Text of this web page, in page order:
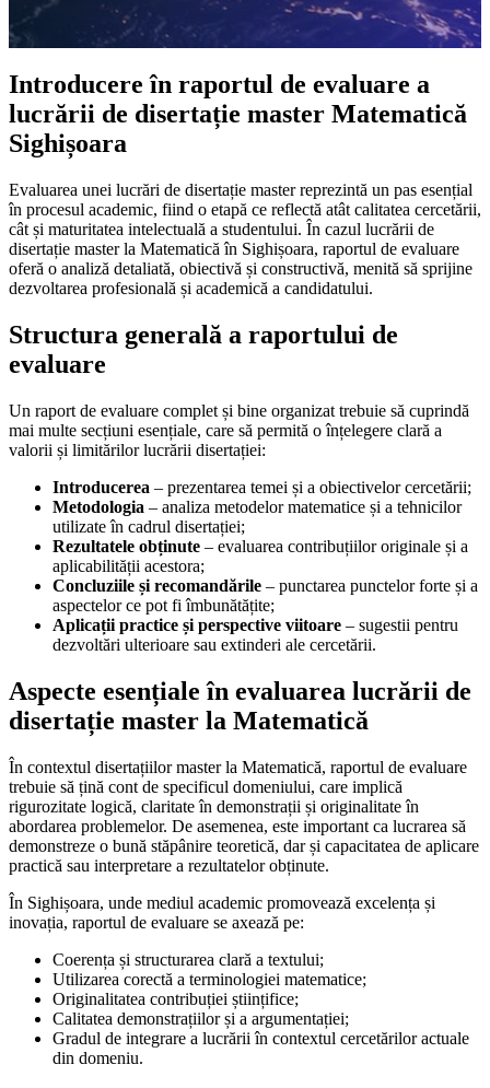
Introducere în raportul de evaluare a
lucrării de disertație master Matematică
Sighișoara
Evaluarea unei lucrări de disertație master reprezintă un pas esențial
în procesul academic, fiind o etapă ce reflectă atât calitatea cercetării,
cât și maturitatea intelectuală a studentului. În cazul lucrării de
disertație master la Matematică în Sighișoara, raportul de evaluare
oferă o analiză detaliată, obiectivă și constructivă, menită să sprijine
dezvoltarea profesională și academică a candidatului.
Structura generală a raportului de
evaluare
Un raport de evaluare complet și bine organizat trebuie să cuprindă
mai multe secțiuni esențiale, care să permită o înțelegere clară a
valorii și limitărilor lucrării disertației:
Introducerea – prezentarea temei și a obiectivelor cercetării;
Metodologia – analiza metodelor matematice și a tehnicilor
utilizate în cadrul disertației;
Rezultatele obținute – evaluarea contribuțiilor originale și a
aplicabilității acestora;
Concluziile și recomandările – punctarea punctelor forte și a
aspectelor ce pot fi îmbunătățite;
Aplicații practice și perspective viitoare – sugestii pentru
dezvoltări ulterioare sau extinderi ale cercetării.
Aspecte esențiale în evaluarea lucrării de
disertație master la Matematică
În contextul disertațiilor master la Matematică, raportul de evaluare
trebuie să țină cont de specificul domeniului, care implică
rigurozitate logică, claritate în demonstrații și originalitate în
abordarea problemelor. De asemenea, este important ca lucrarea să
demonstreze o bună stăpânire teoretică, dar și capacitatea de aplicare
practică sau interpretare a rezultatelor obținute.
În Sighișoara, unde mediul academic promovează excelența și
inovația, raportul de evaluare se axează pe:
Coerența și structurarea clară a textului;
Utilizarea corectă a terminologiei matematice;
Originalitatea contribuției științifice;
Calitatea demonstrațiilor și a argumentației;
Gradul de integrare a lucrării în contextul cercetărilor actuale
din domeniu.